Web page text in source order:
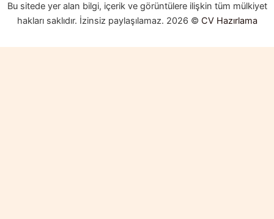
Bu sitede yer alan bilgi, içerik ve görüntülere ilişkin tüm mülkiyet
hakları saklıdır. İzinsiz paylaşılamaz. 2026 © CV Hazırlama